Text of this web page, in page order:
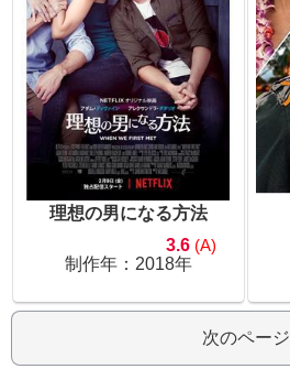
理想の男になる方法
3.6 (A)
制作年：2018年
次のページ